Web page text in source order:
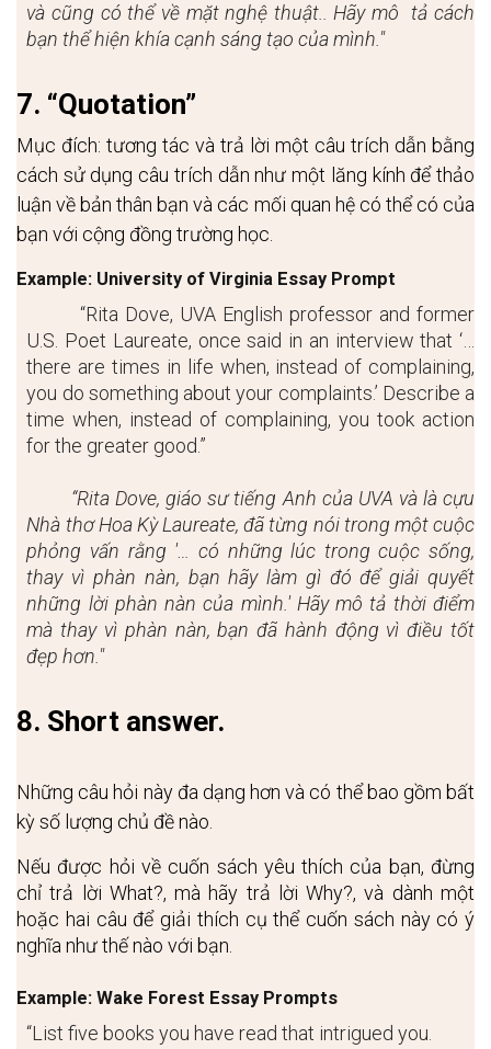
và cũng có thể về mặt nghệ thuật.. Hãy mô  tả cách
bạn thể hiện khía cạnh sáng tạo của mình."
7. “Quotation”
Mục đích: tương tác và trả lời một câu trích dẫn bằng
cách sử dụng câu trích dẫn như một lăng kính để thảo
luận về bản thân bạn và các mối quan hệ có thể có của
bạn với cộng đồng trường học.
Example: University of Virginia Essay Prompt
“Rita Dove, UVA English professor and former
U.S. Poet Laureate, once said in an interview that ‘…
there are times in life when, instead of complaining,
you do something about your complaints.’ Describe a
time when, instead of complaining, you took action
for the greater good.”
“Rita Dove, giáo sư tiếng Anh của UVA và là cựu
Nhà thơ Hoa Kỳ Laureate, đã từng nói trong một cuộc
phỏng vấn rằng '… có những lúc trong cuộc sống,
thay vì phàn nàn, bạn hãy làm gì đó để giải quyết
những lời phàn nàn của mình.' Hãy mô tả thời điểm
mà thay vì phàn nàn, bạn đã hành động vì điều tốt
đẹp hơn."
8. Short answer.
Những câu hỏi này đa dạng hơn và có thể bao gồm bất
kỳ số lượng chủ đề nào.
Nếu được hỏi về cuốn sách yêu thích của bạn, đừng
chỉ trả lời What?, mà hãy trả lời Why?, và dành một
hoặc hai câu để giải thích cụ thể cuốn sách này có ý
nghĩa như thế nào với bạn.
Example: Wake Forest Essay Prompts
“List five books you have read that intrigued you.